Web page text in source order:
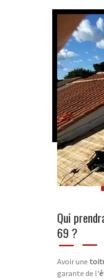
Qui
69 ?
Avoir une
garante de l'